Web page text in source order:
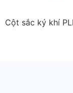
Cột sắc ký khí